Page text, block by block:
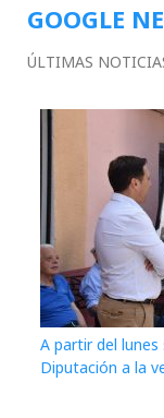
GOOGLE
ÚLTIMAS
A partir del lunes
Diputación a la